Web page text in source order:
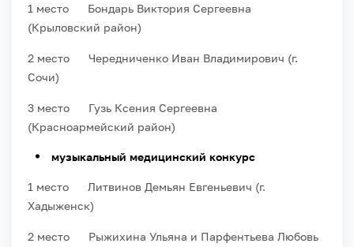
1 место Бондарь Виктория Сергеевна
(Крыловский район)
2 место Чередниченко Иван Владимирович (г.
Сочи)
3 место Гузь Ксения Сергеевна
(Красноармейский район)
музыкальный медицинский конкурс
1 место Литвинов Демьян Евгеньевич (г.
Хадыженск)
2 место Рыжихина Ульяна и Парфентьева Любовь